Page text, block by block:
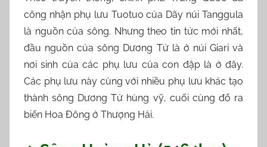
công nhận phụ lưu Tuotuo của Dãy núi Tanggula
là nguồn của sông. Nhưng theo tin tức mới nhất,
đầu nguồn của sông Dương Tử là ở núi Giari và
nơi sinh của các phụ lưu của con đập là ở đây.
Các phụ lưu này cùng với nhiều phụ lưu khác tạo
thành sông Dương Tử hùng vỹ, cuối cùng đổ ra
biển Hoa Đông ở Thượng Hải.